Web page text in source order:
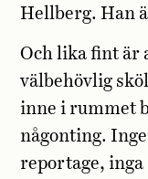
Hellberg. Han
Och lika fint är
välbehövlig
inne i rummet
någonting.
reportage,